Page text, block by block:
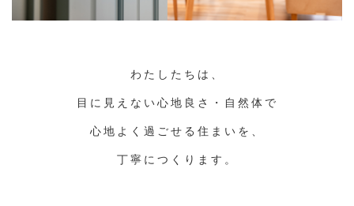
わたしたちは、
目に見えない心地良さ・自然体で
心地よく過ごせる住まいを、
丁寧につくります。